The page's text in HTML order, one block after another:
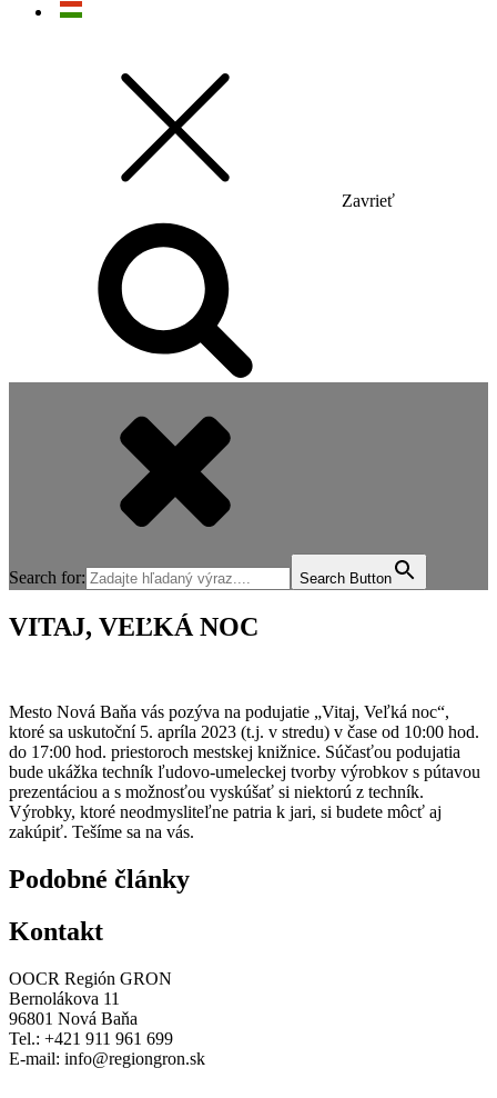
Zavrieť
Search for: Search Button
VITAJ, VEĽKÁ NOC
Mesto Nová Baňa vás pozýva na podujatie „Vitaj, Veľká noc“,
ktoré sa uskutoční 5. apríla 2023 (t.j. v stredu) v čase od 10:00 hod.
do 17:00 hod. priestoroch mestskej knižnice. Súčasťou podujatia
bude ukážka techník ľudovo-umeleckej tvorby výrobkov s pútavou
prezentáciou a s možnosťou vyskúšať si niektorú z techník.
Výrobky, ktoré neodmysliteľne patria k jari, si budete môcť aj
zakúpiť. Tešíme sa na vás.
Podobné články
Kontakt
OOCR Región GRON
Bernolákova 11
96801 Nová Baňa
Tel.: +421 911 961 699
E-mail: info@regiongron.sk